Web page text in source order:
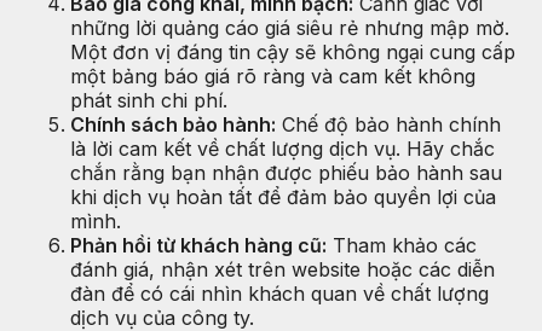
những lời quảng cáo giá siêu rẻ nhưng mập mờ.
Một đơn vị đáng tin cậy sẽ không ngại cung cấp
một bảng báo giá rõ ràng và cam kết không
phát sinh chi phí.
Chính sách bảo hành: Chế độ bảo hành chính
là lời cam kết về chất lượng dịch vụ. Hãy chắc
chắn rằng bạn nhận được phiếu bảo hành sau
khi dịch vụ hoàn tất để đảm bảo quyền lợi của
mình.
Phản hồi từ khách hàng cũ: Tham khảo các
đánh giá, nhận xét trên website hoặc các diễn
đàn để có cái nhìn khách quan về chất lượng
dịch vụ của công ty.